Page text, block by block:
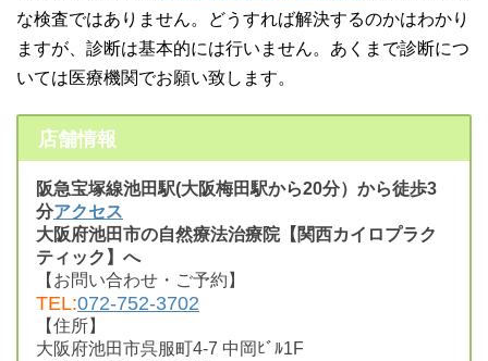
な検査ではありません。どうすれば解決するのかはわかり
ますが、診断は基本的には行いません。あくまで診断につ
いては医療機関でお願い致します。
店舗情報
阪急宝塚線池田駅(大阪梅田駅から20分）から徒歩3
分アクセス
大阪府池田市の自然療法治療院【関西カイロプラク
ティック】へ
【お問い合わせ・ご予約】
TEL:072-752-3702
【住所】
大阪府池田市呉服町4-7 中岡ﾋﾞﾙ1F